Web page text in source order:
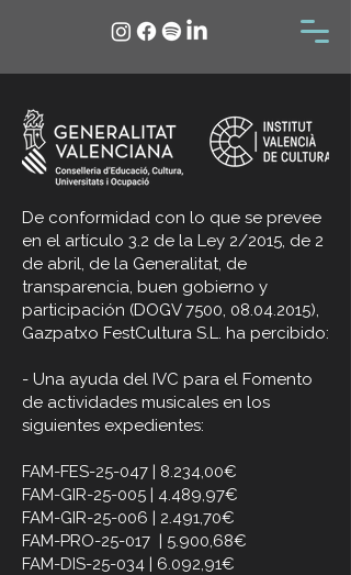
De conformidad con lo que se prevee
en el artículo 3.2 de la Ley 2/2015, de 2
de abril, de la Generalitat, de
transparencia, buen gobierno y
participación (DOGV 7500, 08.04.2015),
Gazpatxo FestCultura S.L. ha percibido:
- Una ayuda del IVC para el Fomento
de actividades musicales en los
siguientes expedientes:
FAM-FES-25-047 | 8.234,00€
FAM-GIR-25-005 | 4.489,97€
FAM-GIR-25-006 | 2.491,70€
FAM-PRO-25-017 | 5.900,68€
FAM-DIS-25-034 | 6.092,91€